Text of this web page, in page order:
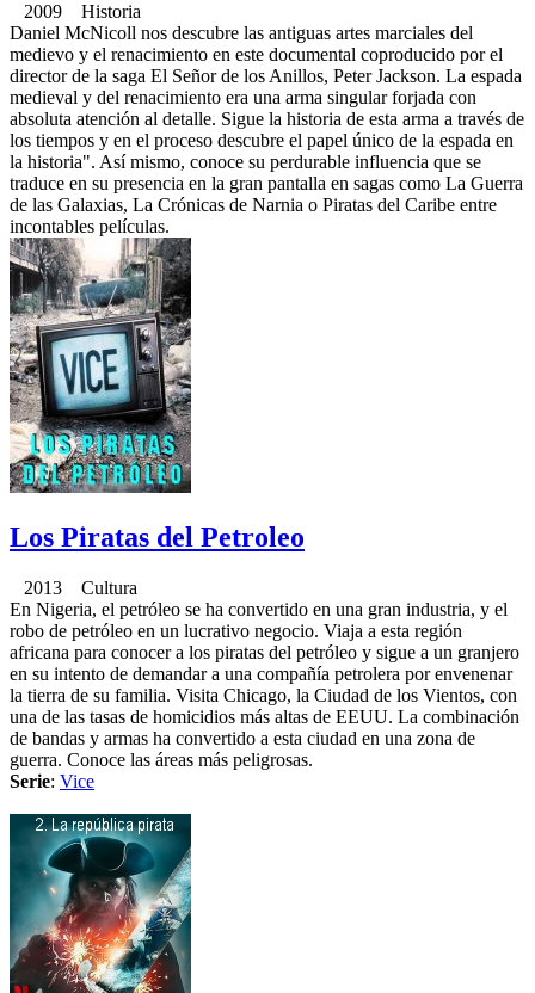
2009 Historia
Daniel McNicoll nos descubre las antiguas artes marciales del
medievo y el renacimiento en este documental coproducido por el
director de la saga El Señor de los Anillos, Peter Jackson. La espada
medieval y del renacimiento era una arma singular forjada con
absoluta atención al detalle. Sigue la historia de esta arma a través de
los tiempos y en el proceso descubre el papel único de la espada en
la historia". Así mismo, conoce su perdurable influencia que se
traduce en su presencia en la gran pantalla en sagas como La Guerra
de las Galaxias, La Crónicas de Narnia o Piratas del Caribe entre
incontables películas.
Los Piratas del Petroleo
2013 Cultura
En Nigeria, el petróleo se ha convertido en una gran industria, y el
robo de petróleo en un lucrativo negocio. Viaja a esta región
africana para conocer a los piratas del petróleo y sigue a un granjero
en su intento de demandar a una compañía petrolera por envenenar
la tierra de su familia. Visita Chicago, la Ciudad de los Vientos, con
una de las tasas de homicidios más altas de EEUU. La combinación
de bandas y armas ha convertido a esta ciudad en una zona de
guerra. Conoce las áreas más peligrosas.
Serie: Vice